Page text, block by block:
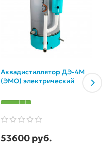
Аквадистиллятор ДЭ-4М
(ЭМО) электрический
53600 руб.